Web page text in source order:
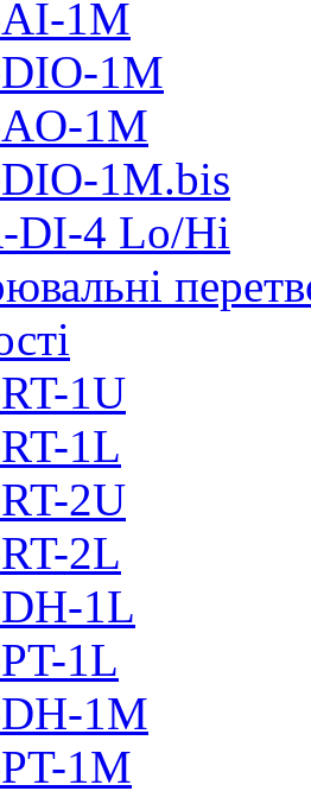
1M
1М
1М
1M.bis
DI-4 Lo/Hi
1U
1L
2U
2L
1L
1L
1M
1M